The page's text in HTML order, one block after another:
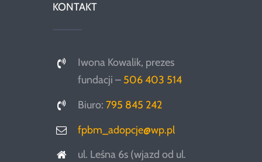
KONTAKT
Iwona Kowalik, prezes
fundacji – 506 403 514
Biuro:795 845 242
fpbm_adopcje@wp.pl
ul. Leśna 6s (wjazd od ul.